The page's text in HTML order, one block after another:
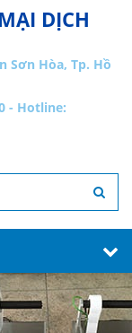
DỊCH
Sơn Hòa, Tp. Hồ
- Hotline: